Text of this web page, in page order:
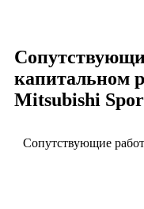
капитальном
Mitsubishi
Сопутствующие